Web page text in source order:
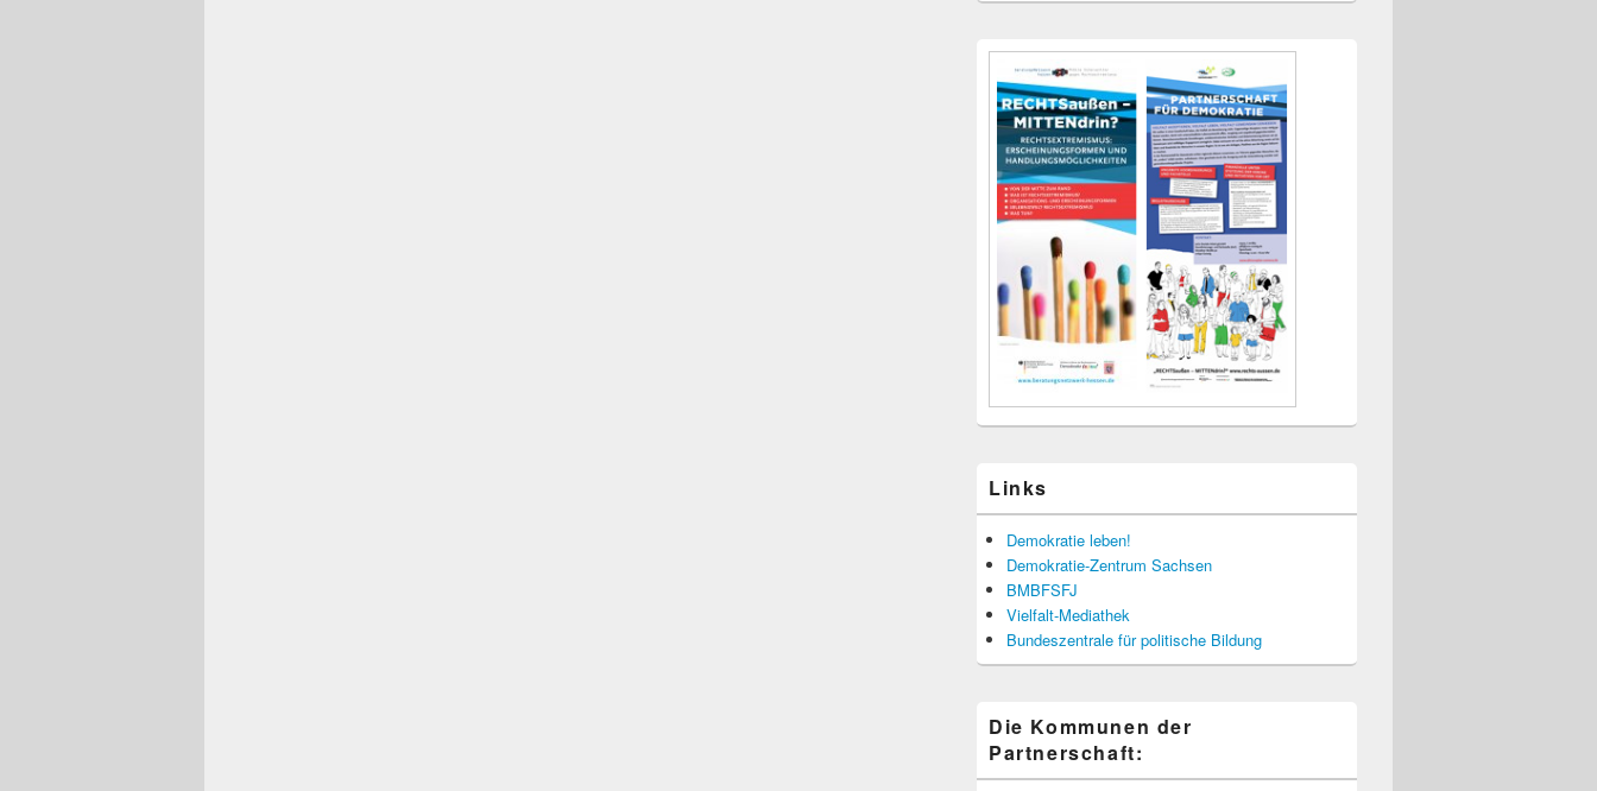
Links
Demokratie leben!
Demokratie-Zentrum Sachsen
BMBFSFJ
Vielfalt-Mediathek
Bundeszentrale für politische Bildung
Die Kommunen der
Partnerschaft: